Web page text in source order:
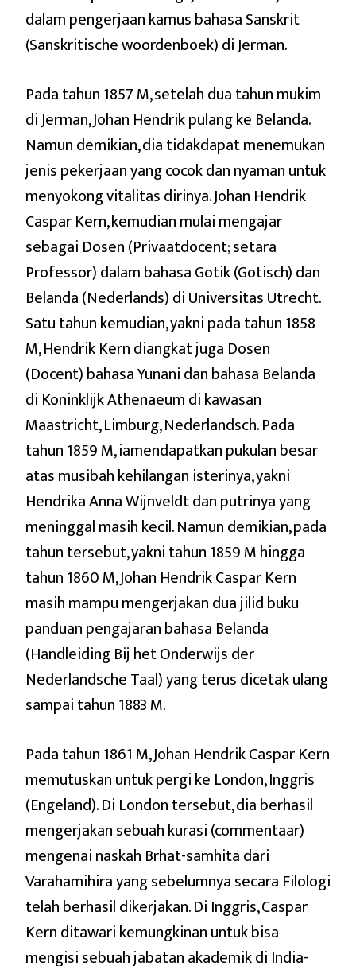
dalam pengerjaan kamus bahasa Sanskrit
(Sanskritische woordenboek) di Jerman.
Pada tahun 1857 M, setelah dua tahun mukim
di Jerman, Johan Hendrik pulang ke Belanda.
Namun demikian, dia tidakdapat menemukan
jenis pekerjaan yang cocok dan nyaman untuk
menyokong vitalitas dirinya. Johan Hendrik
Caspar Kern, kemudian mulai mengajar
sebagai Dosen (Privaatdocent; setara
Professor) dalam bahasa Gotik (Gotisch) dan
Belanda (Nederlands) di Universitas Utrecht.
Satu tahun kemudian, yakni pada tahun 1858
M, Hendrik Kern diangkat juga Dosen
(Docent) bahasa Yunani dan bahasa Belanda
di Koninklijk Athenaeum di kawasan
Maastricht, Limburg, Nederlandsch. Pada
tahun 1859 M, iamendapatkan pukulan besar
atas musibah kehilangan isterinya, yakni
Hendrika Anna Wijnveldt dan putrinya yang
meninggal masih kecil. Namun demikian, pada
tahun tersebut, yakni tahun 1859 M hingga
tahun 1860 M, Johan Hendrik Caspar Kern
masih mampu mengerjakan dua jilid buku
panduan pengajaran bahasa Belanda
(Handleiding Bij het Onderwijs der
Nederlandsche Taal) yang terus dicetak ulang
sampai tahun 1883 M.
Pada tahun 1861 M, Johan Hendrik Caspar Kern
memutuskan untuk pergi ke London, Inggris
(Engeland). Di London tersebut, dia berhasil
mengerjakan sebuah kurasi (commentaar)
mengenai naskah Brhat-samhita dari
Varahamihira yang sebelumnya secara Filologi
telah berhasil dikerjakan. Di Inggris, Caspar
Kern ditawari kemungkinan untuk bisa
mengisi sebuah jabatan akademik di India-